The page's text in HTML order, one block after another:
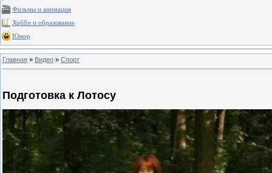
Фильмы и анимация
Хобби и образование
Юмор
Главная » Видео » Спорт
Подготовка к Лотосу